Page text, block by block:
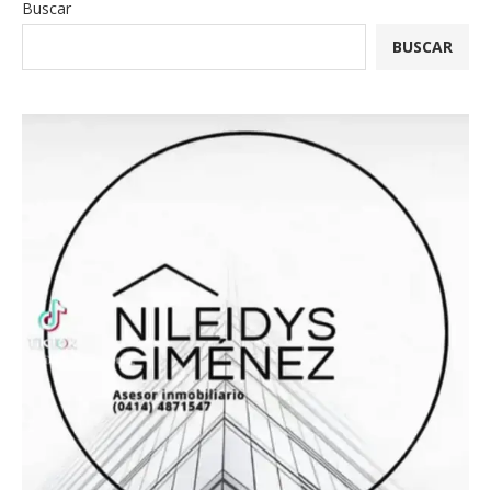
Buscar
BUSCAR